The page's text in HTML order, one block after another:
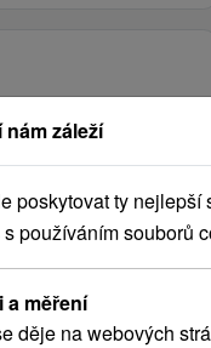
záleží
poskytovat ty
používáním souborů
a měření
děje na webových